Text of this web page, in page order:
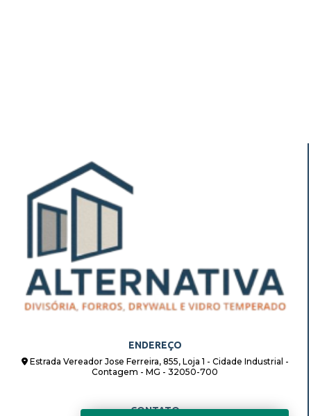
ENDEREÇO
Estrada Vereador Jose Ferreira, 855, Loja 1 - Cidade Industrial -
Contagem - MG - 32050-700
CONTATO